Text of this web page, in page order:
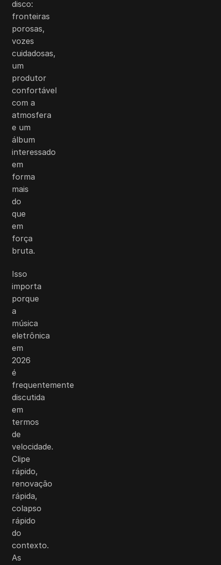
disco:
fronteiras
porosas,
vozes
cuidadosas,
um
produtor
confortável
com a
atmosfera
e um
álbum
interessado
em
forma
mais
do
que
em
força
bruta.
Isso
importa
porque
a
música
eletrônica
em
2026
é
frequentemente
discutida
em
termos
de
velocidade.
Clipe
rápido,
renovação
rápida,
colapso
rápido
do
contexto.
As